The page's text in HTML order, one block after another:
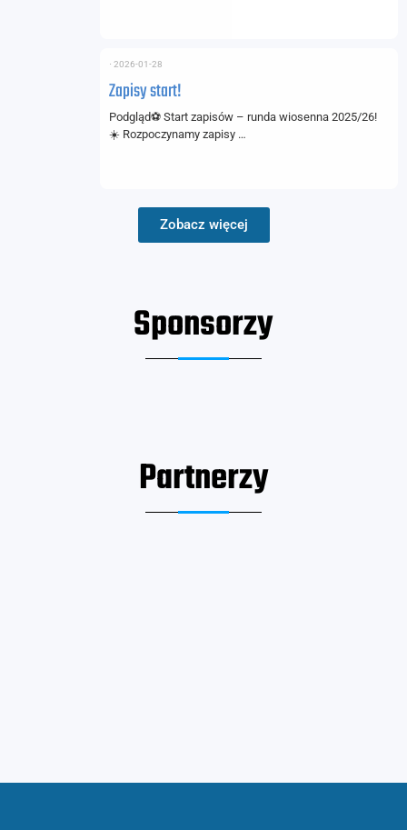
Zapisy start!
⋅ 2026-01-28
Podgląd⚽ Start zapisów – runda wiosenna 2025/26!
☀️ Rozpoczynamy zapisy …
Zobacz więcej
Sponsorzy
Partnerzy